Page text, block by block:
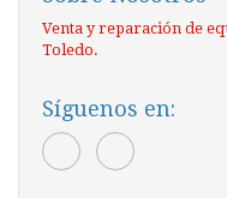
Venta y reparación de
Toledo.
Síguenos en: